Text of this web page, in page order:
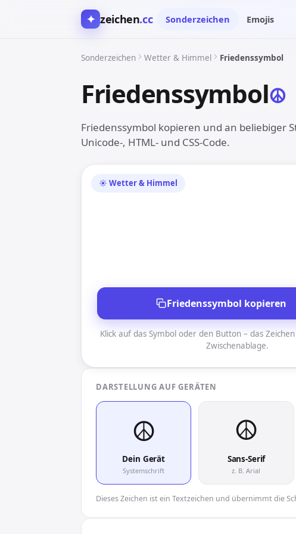
✦ zeichen.cc Sonderzeichen Emojis
Sonderzeichen Wetter & Himmel Friedenssymbol
Friedenssymbol☮︎
Friedenssymbol kopieren und an beliebiger
Unicode-, HTML- und CSS-Code.
☀︎ Wetter & Himmel
Friedenssymbol kopieren
Klick auf das Symbol oder den Button – das
Zwischenablage.
DARSTELLUNG AUF GERÄTEN
☮︎
Dein Gerät
Systemschrift
☮︎
Sans-Serif
z. B. Arial
Dieses Zeichen ist ein Textzeichen und übernimmt die